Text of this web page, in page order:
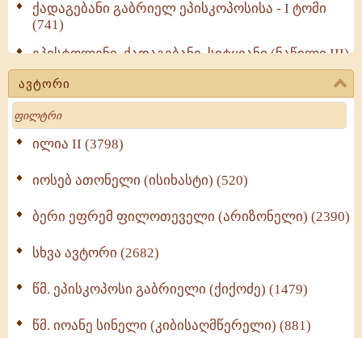
ქადაგებანი გაბრიელ ეპისკოპოსისა - I ტომი
(741)
ეპისტოლენი, ქადაგებანი, სიტყვანი (ნაწილი III)
(723)
მოძღვრის ძალზე სასარგებლო რჩევები
მრევლისათვის (545)
Wisdomge (514)
ქადაგებანი გაბრიელ ეპისკოპოსისა - II ტომი
სულიერი ცხოვრების სახელმძღვანელო -
ნაწილი II (369)
ავტორი
Search
ილია II (3798)
იოსებ ათონელი (ისიხასტი) (520)
ბერი ეფრემ ფილოთეველი (არიზონელი) (2390)
სხვა ავტორი (2682)
წმ. ეპისკოპოსი გაბრიელი (ქიქოძე) (1479)
წმ. იოანე სინელი (კიბისაღმწერელი) (881)